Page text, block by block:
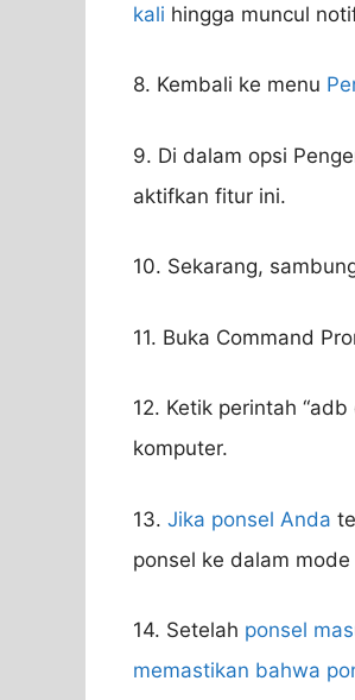
kali hingga muncul
8. Kembali ke menu
9. Di dalam opsi
aktifkan fitur ini.
10. Sekarang,
11. Buka Command
12. Ketik perintah “adb
komputer.
13. Jika ponsel Anda
ponsel ke dalam
14. Setelah ponsel
memastikan bahwa